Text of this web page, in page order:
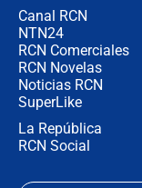
Canal RCN
NTN24
RCN Comerciales
RCN Novelas
Noticias RCN
SuperLike
La República
RCN Social